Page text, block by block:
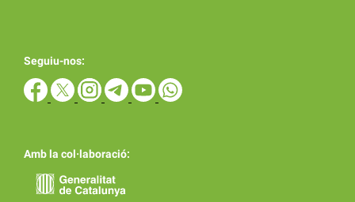
Seguiu-nos:
Amb la col·laboració: